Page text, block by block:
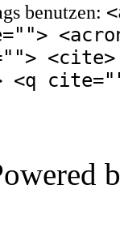
benutzen:
<cite>
<q